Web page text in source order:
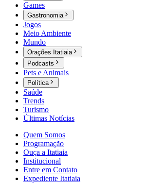
Games
Gastronomia
Jogos
Meio Ambiente
Mundo
Orações Itatiaia
Podcasts
Pets e Animais
Política
Saúde
Trends
Turismo
Últimas Notícias
Quem Somos
Programação
Ouça a Itatiaia
Institucional
Entre em Contato
Expediente Itatiaia